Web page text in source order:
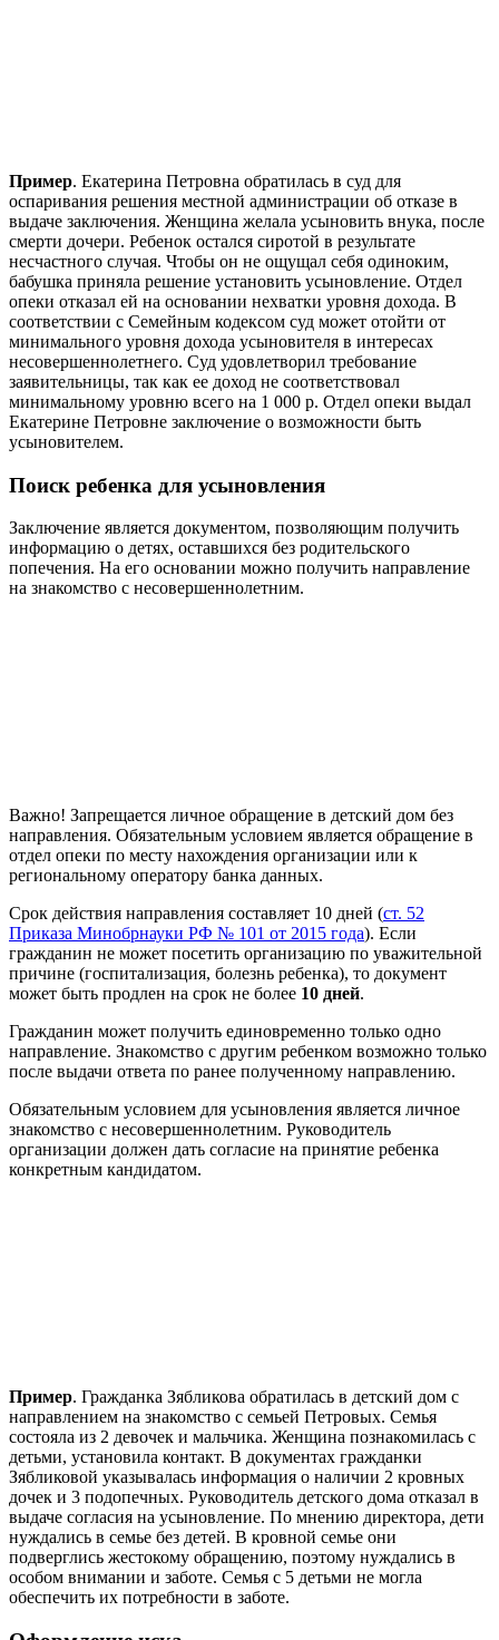
Пример. Екатерина Петровна обратилась в суд для
оспаривания решения местной администрации об отказе в
выдаче заключения. Женщина желала усыновить внука, после
смерти дочери. Ребенок остался сиротой в результате
несчастного случая. Чтобы он не ощущал себя одиноким,
бабушка приняла решение установить усыновление. Отдел
опеки отказал ей на основании нехватки уровня дохода. В
соответствии с Семейным кодексом суд может отойти от
минимального уровня дохода усыновителя в интересах
несовершеннолетнего. Суд удовлетворил требование
заявительницы, так как ее доход не соответствовал
минимальному уровню всего на 1 000 р. Отдел опеки выдал
Екатерине Петровне заключение о возможности быть
усыновителем.
Поиск ребенка для усыновления
Заключение является документом, позволяющим получить
информацию о детях, оставшихся без родительского
попечения. На его основании можно получить направление
на знакомство с несовершеннолетним.
Важно! Запрещается личное обращение в детский дом без
направления. Обязательным условием является обращение в
отдел опеки по месту нахождения организации или к
региональному оператору банка данных.
Срок действия направления составляет 10 дней (ст. 52
Приказа Минобрнауки РФ № 101 от 2015 года). Если
гражданин не может посетить организацию по уважительной
причине (госпитализация, болезнь ребенка), то документ
может быть продлен на срок не более 10 дней.
Гражданин может получить единовременно только одно
направление. Знакомство с другим ребенком возможно только
после выдачи ответа по ранее полученному направлению.
Обязательным условием для усыновления является личное
знакомство с несовершеннолетним. Руководитель
организации должен дать согласие на принятие ребенка
конкретным кандидатом.
Пример. Гражданка Зябликова обратилась в детский дом с
направлением на знакомство с семьей Петровых. Семья
состояла из 2 девочек и мальчика. Женщина познакомилась с
детьми, установила контакт. В документах гражданки
Зябликовой указывалась информация о наличии 2 кровных
дочек и 3 подопечных. Руководитель детского дома отказал в
выдаче согласия на усыновление. По мнению директора, дети
нуждались в семье без детей. В кровной семье они
подверглись жестокому обращению, поэтому нуждались в
особом внимании и заботе. Семья с 5 детьми не могла
обеспечить их потребности в заботе.